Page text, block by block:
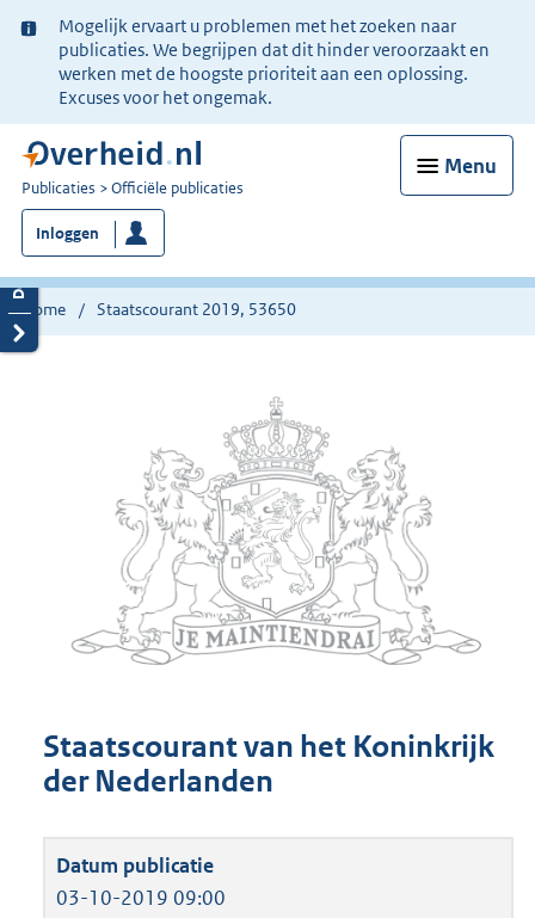
Ter
informatie:
Mogelijk ervaart u problemen met het zoeken naar
publicaties. We begrijpen dat dit hinder veroorzaakt en
werken met de hoogste prioriteit aan een oplossing.
Excuses voor het ongemak.
Menu
U
bent
nu
hier:
Publicaties Officiële publicaties
Inloggen
Home Staatscourant 2019, 53650
Staatscourant van het Koninkrijk
der Nederlanden
03-10-2019 09:00